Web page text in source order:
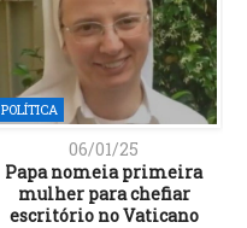
POLÍTICA
06/01/25
Papa nomeia primeira
mulher para chefiar
escritório no Vaticano